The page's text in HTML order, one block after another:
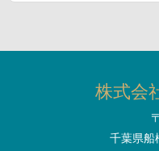
株式会
千葉県船